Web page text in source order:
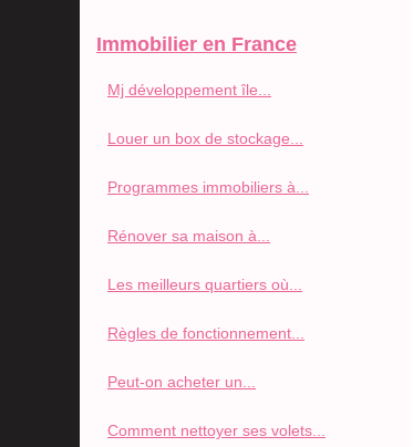
Immobilier en France
Mj développement île...
Louer un box de stockage...
Programmes immobiliers à...
Rénover sa maison à...
Les meilleurs quartiers où...
Règles de fonctionnement...
Peut-on acheter un...
Comment nettoyer ses volets...